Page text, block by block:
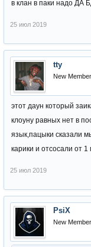
в клан в паки надо
25 июл 2019
tty
New Member
этот даун который
клоуну равных нет в
язык,пацыки сказали
карики и отсосали от 1
25 июл 2019
PsiX
New Member